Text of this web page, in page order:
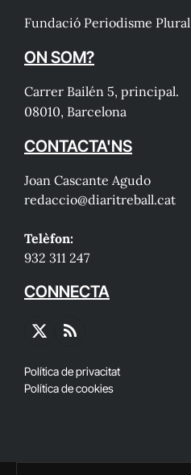
Fundació Periodisme Plural
ON SOM?
Carrer Bailén 5, principal.
08010, Barcelona
CONTACTA'NS
Joan Cascante Agudo
redaccio@diaritreball.cat
Telèfon:
932 311 247
CONNECTA
X
RSS
Política de privacitat
Política de cookies